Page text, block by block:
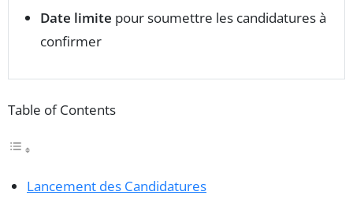
Date limite pour soumettre les candidatures à
confirmer
Table of Contents
Lancement des Candidatures